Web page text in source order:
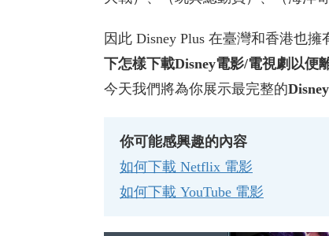
因此 Disney Plus 在臺灣和香港也
下怎樣下載Disney電影/電視劇以便
今天我們將為你展示最完整的
你可能感興趣的內容
如何下載 Netflix 電影
如何下載 YouTube 電影